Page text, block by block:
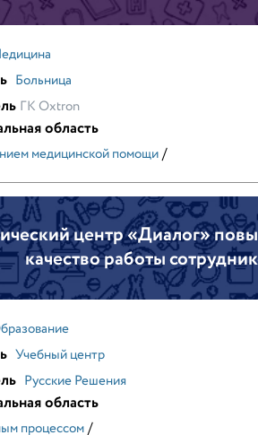
Больница
ГК Oxtron
область
медицинской помощи/
центр «Диалог»
качество работы
Учебный центр
Русские Решения
область
процессом/